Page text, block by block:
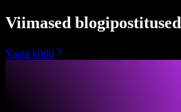
Viimased blogipostitused
Vaata kõiki